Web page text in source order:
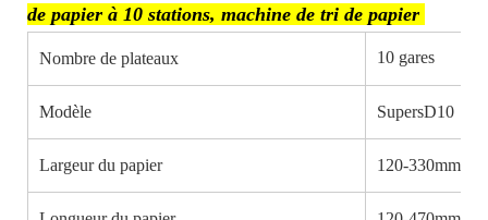
de papier à 10 stations, machine de tri de papier
Nombre de plateaux 10 gares
Modèle SupersD10
Largeur du papier 120-330mm